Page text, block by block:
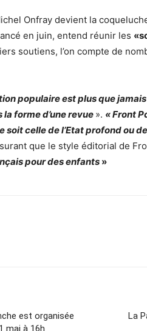
Onfray devient la
en juin, entend réunir les
soutiens, l’on compte de
populaire est plus que
forme d’une revue ». « Front
soit celle de l’Etat profond ou
que le style éditorial de
pour des enfants »
est organisée
mai à 16h
La